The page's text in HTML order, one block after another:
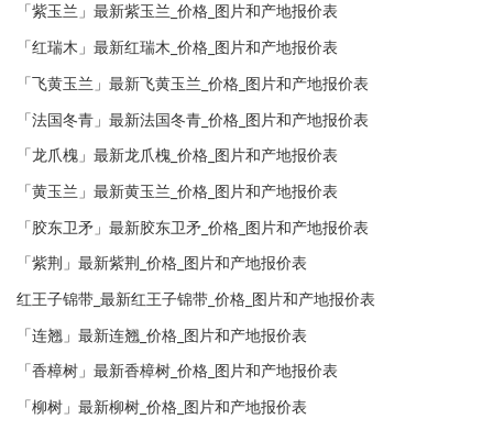
「紫玉兰」最新紫玉兰_价格_图片和产地报价表
「红瑞木」最新红瑞木_价格_图片和产地报价表
「飞黄玉兰」最新飞黄玉兰_价格_图片和产地报价表
「法国冬青」最新法国冬青_价格_图片和产地报价表
「龙爪槐」最新龙爪槐_价格_图片和产地报价表
「黄玉兰」最新黄玉兰_价格_图片和产地报价表
「胶东卫矛」最新胶东卫矛_价格_图片和产地报价表
「紫荆」最新紫荆_价格_图片和产地报价表
红王子锦带_最新红王子锦带_价格_图片和产地报价表
「连翘」最新连翘_价格_图片和产地报价表
「香樟树」最新香樟树_价格_图片和产地报价表
「柳树」最新柳树_价格_图片和产地报价表